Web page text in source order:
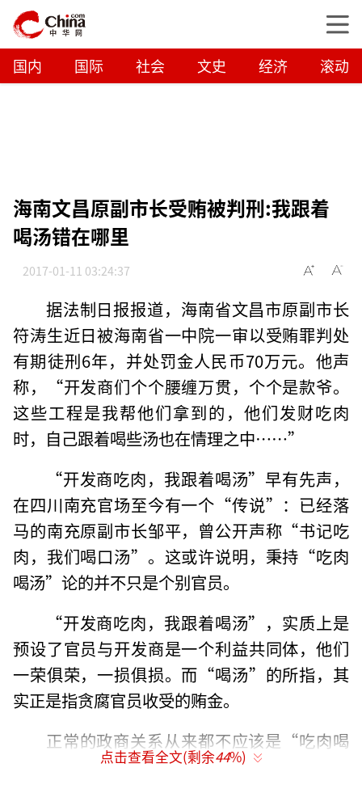
国内 国际 社会 文史 经济 滚动
海南文昌原副市长受贿被判刑:我跟着
喝汤错在哪里
2017-01-11 03:24:37
据法制日报报道，海南省文昌市原副市长
符涛生近日被海南省一中院一审以受贿罪判处
有期徒刑6年，并处罚金人民币70万元。他声
称，“开发商们个个腰缠万贯，个个是款爷。
这些工程是我帮他们拿到的，他们发财吃肉
时，自己跟着喝些汤也在情理之中……”
“开发商吃肉，我跟着喝汤”早有先声，
在四川南充官场至今有一个“传说”：已经落
马的南充原副市长邹平，曾公开声称“书记吃
肉，我们喝口汤”。这或许说明，秉持“吃肉
喝汤”论的并不只是个别官员。
“开发商吃肉，我跟着喝汤”，实质上是
预设了官员与开发商是一个利益共同体，他们
一荣俱荣，一损俱损。而“喝汤”的所指，其
实正是指贪腐官员收受的贿金。
正常的政商关系从来都不应该是“吃肉喝
汤”的关系，而应该楚河汉界，泾渭分明。官
点击查看全文(剩余44%)